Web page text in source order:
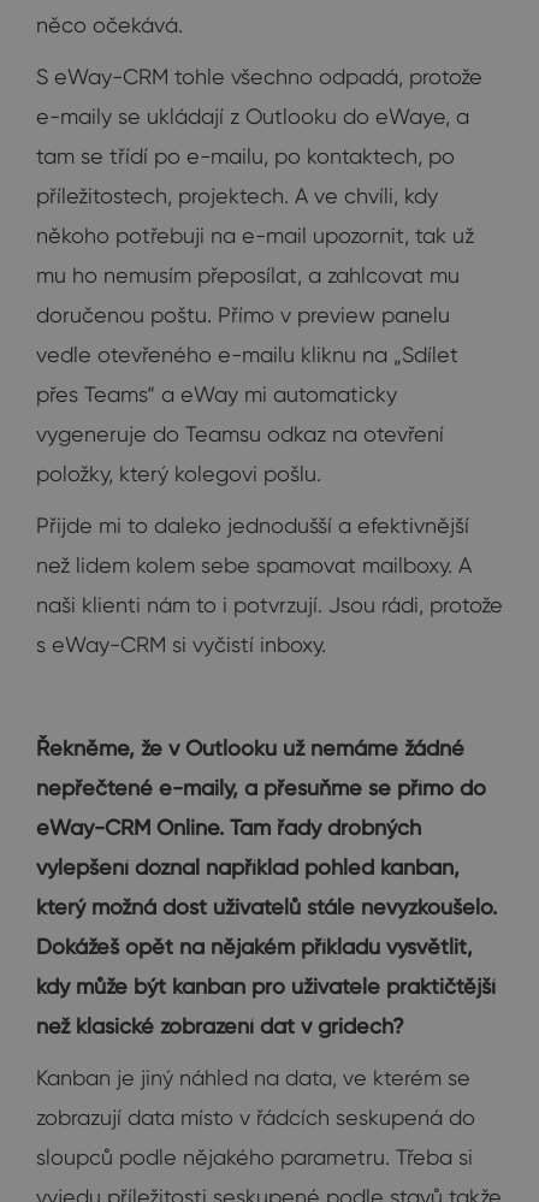
něco očekává.
S eWay-CRM tohle všechno odpadá, protože
e-maily se ukládají z Outlooku do eWaye, a
tam se třídí po e-mailu, po kontaktech, po
příležitostech, projektech. A ve chvíli, kdy
někoho potřebuji na e-mail upozornit, tak už
mu ho nemusím přeposílat, a zahlcovat mu
doručenou poštu. Přímo v preview panelu
vedle otevřeného e-mailu kliknu na „Sdílet
přes Teams“ a eWay mi automaticky
vygeneruje do Teamsu odkaz na otevření
položky, který kolegovi pošlu.
Přijde mi to daleko jednodušší a efektivnější
než lidem kolem sebe spamovat mailboxy. A
naši klienti nám to i potvrzují. Jsou rádi, protože
s eWay-CRM si vyčistí inboxy.
Řekněme, že v Outlooku už nemáme žádné
nepřečtené e-maily, a přesuňme se přímo do
eWay-CRM Online. Tam řady drobných
vylepšení doznal například pohled kanban,
který možná dost uživatelů stále nevyzkoušelo.
Dokážeš opět na nějakém příkladu vysvětlit,
kdy může být kanban pro uživatele praktičtější
než klasické zobrazení dat v gridech?
Kanban je jiný náhled na data, ve kterém se
zobrazují data místo v řádcích seskupená do
sloupců podle nějakého parametru. Třeba si
vyjedu příležitosti seskupené podle stavů takže